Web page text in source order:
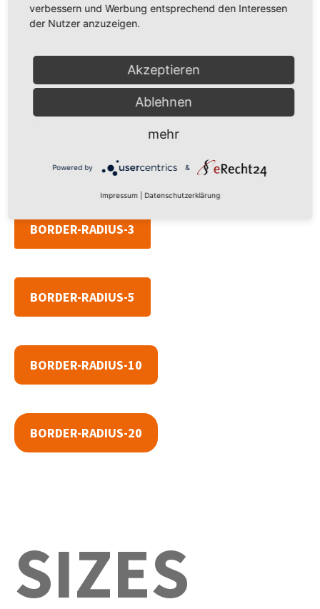
BORDER
BORDER-RADIUS-3
BORDER-RADIUS-5
BORDER-RADIUS-10
BORDER-RADIUS-20
SIZES
verbessern und Werbung entsprechend den Interessen
der Nutzer anzuzeigen.
Akzeptieren
Ablehnen
mehr
Powered by &
Impressum Datenschutzerklärung